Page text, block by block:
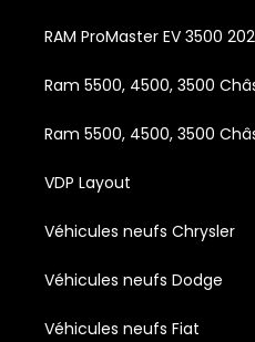
RAM ProMaster EV 3500
Ram 5500, 4500, 3500
Ram 5500, 4500, 3500
VDP Layout
Véhicules neufs Chrysler
Véhicules neufs Dodge
Véhicules neufs Fiat